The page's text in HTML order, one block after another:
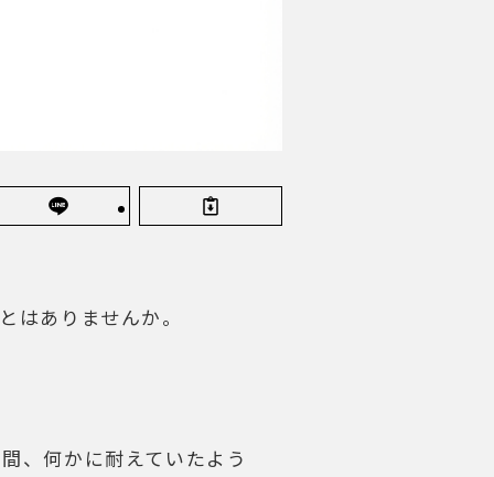
ありませんか。
、何かに耐えていたよう